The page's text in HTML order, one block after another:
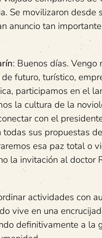
Se movilizaron
anuncio tan
: Buenos días.
futuro, turístico,
participamos en el
la cultura de la
con el
todas sus propuestas
esa paz total o
la invitación al doctor
actividades con
vive en una
definitivamente a la